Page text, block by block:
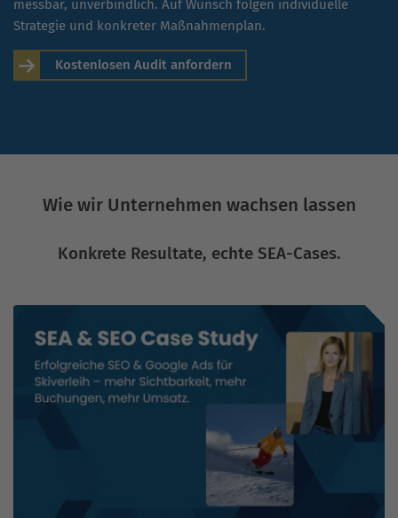
messbar, unverbindlich. Auf Wunsch folgen individuelle
Strategie und konkreter Maßnahmenplan.
Kostenlosen Audit anfordern
Wie wir Unternehmen wachsen lassen
Konkrete Resultate, echte SEA-Cases.